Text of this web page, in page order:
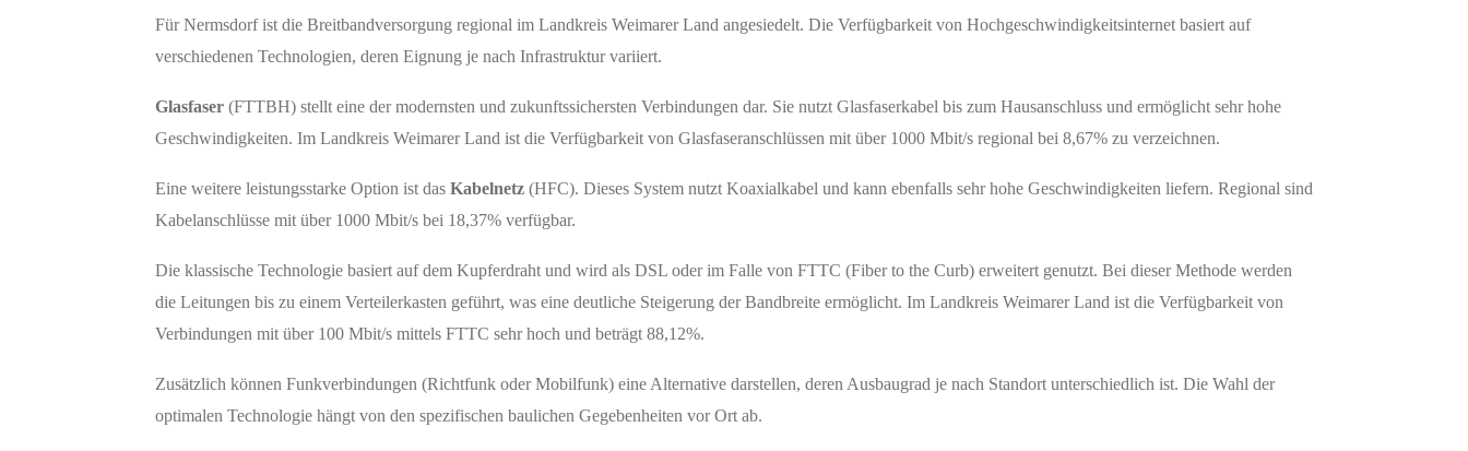
Für Nermsdorf ist die Breitbandversorgung regional im Landkreis Weimarer Land angesiedelt. Die Verfügbarkeit von Hochgeschwindigkeitsinternet basiert auf
verschiedenen Technologien, deren Eignung je nach Infrastruktur variiert.
Glasfaser (FTTBH) stellt eine der modernsten und zukunftssichersten Verbindungen dar. Sie nutzt Glasfaserkabel bis zum Hausanschluss und ermöglicht sehr hohe
Geschwindigkeiten. Im Landkreis Weimarer Land ist die Verfügbarkeit von Glasfaseranschlüssen mit über 1000 Mbit/s regional bei 8,67% zu verzeichnen.
Eine weitere leistungsstarke Option ist das Kabelnetz (HFC). Dieses System nutzt Koaxialkabel und kann ebenfalls sehr hohe Geschwindigkeiten liefern. Regional sind
Kabelanschlüsse mit über 1000 Mbit/s bei 18,37% verfügbar.
Die klassische Technologie basiert auf dem Kupferdraht und wird als DSL oder im Falle von FTTC (Fiber to the Curb) erweitert genutzt. Bei dieser Methode werden
die Leitungen bis zu einem Verteilerkasten geführt, was eine deutliche Steigerung der Bandbreite ermöglicht. Im Landkreis Weimarer Land ist die Verfügbarkeit von
Verbindungen mit über 100 Mbit/s mittels FTTC sehr hoch und beträgt 88,12%.
Zusätzlich können Funkverbindungen (Richtfunk oder Mobilfunk) eine Alternative darstellen, deren Ausbaugrad je nach Standort unterschiedlich ist. Die Wahl der
optimalen Technologie hängt von den spezifischen baulichen Gegebenheiten vor Ort ab.